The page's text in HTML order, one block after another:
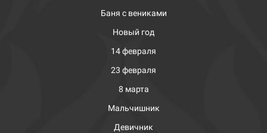
Баня с вениками
Новый год
14 февраля
23 февраля
8 марта
Мальчишник
Девичник